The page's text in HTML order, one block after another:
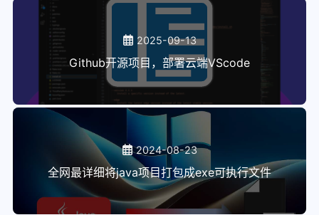
2025-09-13
Github开源项目，部署云端VScode
2024-08-23
全网最详细将java项目打包成exe可执行文件